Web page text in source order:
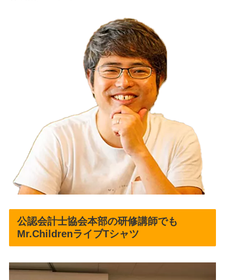
公認会計士協会本部の研修講師でも
Mr.ChildrenライブTシャツ